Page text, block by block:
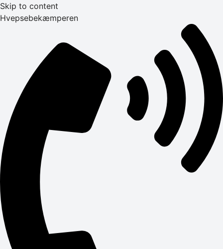
Skip to content
Hvepsebekæmperen